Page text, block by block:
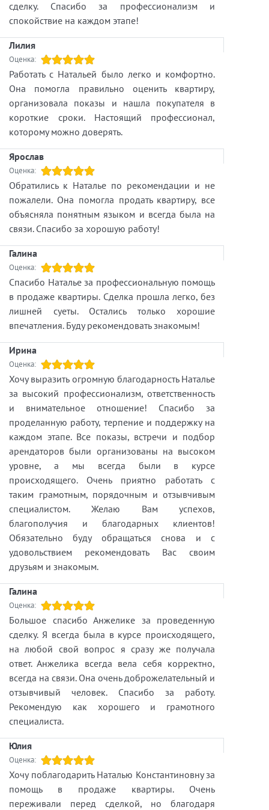
Именно поэтому перед покупкой важно
оценивать не только эмоции, но и факты.
Грамотный анализ помогает избежать
неприятных сюрпризов и принять
действительно выгодное решение.
Помните: удачная сделка — это не
случайность, а результат профессиональной
подготовки.
Если у вас есть вопросы по покупке или
продаже недвижимости - пишите в личные
сообщения или звоните. Разберем вашу
ситуацию и найдем оптимальное решение.
сделку. Спасибо за профессионализм и
спокойствие на каждом этапе!
Лилия
Оценка:
Работать с Натальей было легко и комфортно.
Она помогла правильно оценить квартиру,
организовала показы и нашла покупателя в
короткие сроки. Настоящий профессионал,
которому можно доверять.
Ярослав
Оценка:
Обратились к Наталье по рекомендации и не
пожалели. Она помогла продать квартиру, все
объясняла понятным языком и всегда была на
связи. Спасибо за хорошую работу!
Галина
Оценка:
Спасибо Наталье за профессиональную помощь
в продаже квартиры. Сделка прошла легко, без
лишней суеты. Остались только хорошие
впечатления. Буду рекомендовать знакомым!
Ирина
Оценка:
Хочу выразить огромную благодарность Наталье
за высокий профессионализм, ответственность
и внимательное отношение! Спасибо за
проделанную работу, терпение и поддержку на
каждом этапе. Все показы, встречи и подбор
арендаторов были организованы на высоком
уровне, а мы всегда были в курсе
происходящего. Очень приятно работать с
таким грамотным, порядочным и отзывчивым
специалистом. Желаю Вам успехов,
благополучия и благодарных клиентов!
Обязательно буду обращаться снова и с
удовольствием рекомендовать Вас своим
друзьям и знакомым.
Галина
Оценка:
Большое спасибо Анжелике за проведенную
сделку. Я всегда была в курсе происходящего,
на любой свой вопрос я сразу же получала
ответ. Анжелика всегда вела себя корректно,
всегда на связи. Она очень доброжелательный и
отзывчивый человек. Спасибо за работу.
Рекомендую как хорошего и грамотного
специалиста.
Юлия
Оценка:
Хочу поблагодарить Наталью Константиновну за
помощь в продаже квартиры. Очень
переживали перед сделкой, но благодаря